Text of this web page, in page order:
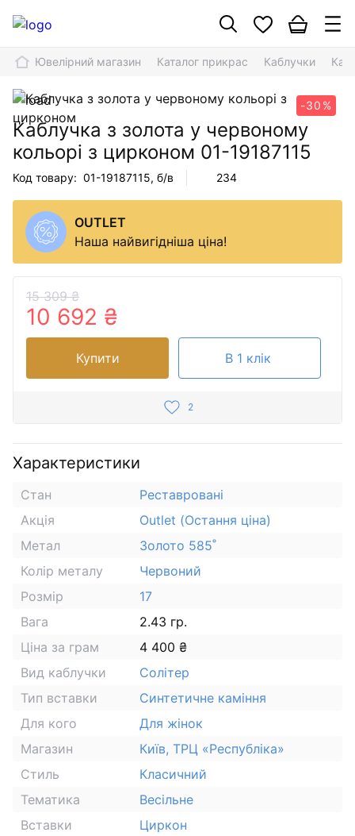
Ювелірний магазин Каталог прикрас Каблучки
-30%
Каблучка з золота у червоному
кольорі з цирконом 01-19187115
Код товару: 01-19187115, б/в 234
OUTLET
Наша найвигідніша ціна!
15 309 ₴
10 692 ₴
Купити В 1 клік
2
Характеристики
Стан
Реставровані
Акція
Outlet (Остання ціна)
Метал
Золото 585˚
Колір металу
Червоний
Розмір
17
Вага
2.43 гр.
Ціна за грам
4 400 ₴
Вид каблучки
Солітер
Тип вставки
Синтетичне каміння
Для кого
Для жінок
Магазин
Київ, ТРЦ «Республіка»
Стиль
Класичний
Тематика
Весільне
Вставки
Циркон